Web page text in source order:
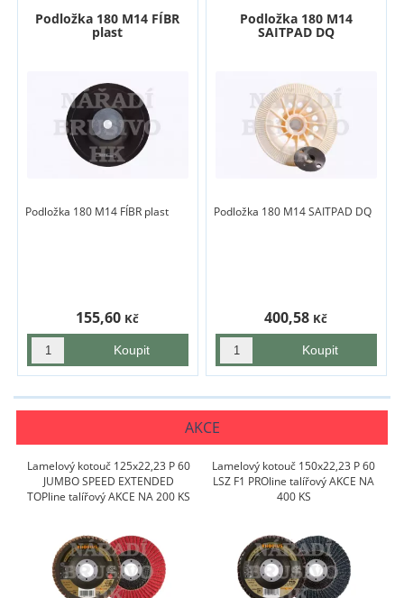
Podložka 180 M14 FÍBR
plast
Podložka 180 M14 FÍBR plast
155,60 Kč
Podložka 180 M14
SAITPAD DQ
Podložka 180 M14 SAITPAD DQ
400,58 Kč
AKCE
Lamelový kotouč 125x22,23 P 60
JUMBO SPEED EXTENDED
TOPline talířový AKCE NA 200 KS
Lamelový kotouč 150x22,23 P 60
LSZ F1 PROline talířový AKCE NA
400 KS